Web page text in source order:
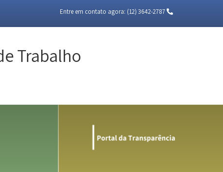
Entre em contato agora: (12) 3642-2787
Trabalho